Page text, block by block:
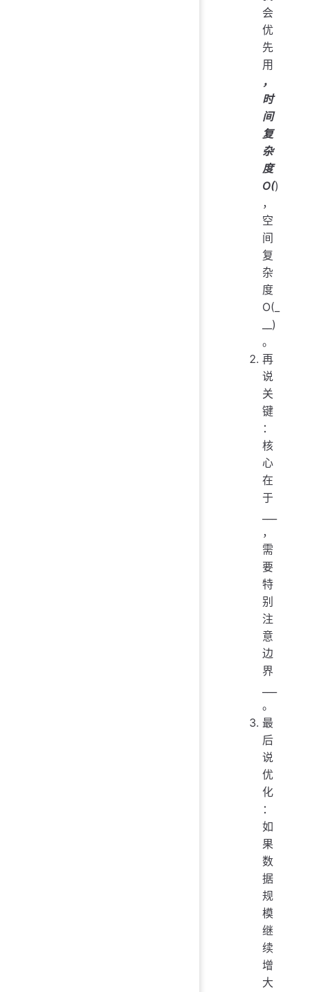
会
优
先
用
，
时
间
复
杂
度
O()
，
空
间
复
杂
度
O(_
__)
。
再
说
关
键
：
核
心
在
于
，
需
要
特
别
注
意
边
界
。
最
后
说
优
化
：
如
果
数
据
规
模
继
续
增
大